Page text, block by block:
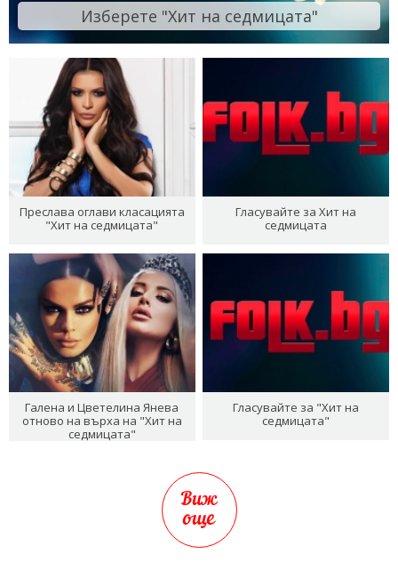
Изберете "Хит на седмицата"
Преслава оглави класацията
"Хит на седмицата"
Гласувайте за Хит на
седмицата
Галена и Цветелина Янева
отново на върха на "Хит на
седмицата"
Гласувайте за "Хит на
седмицата"
Виж
още